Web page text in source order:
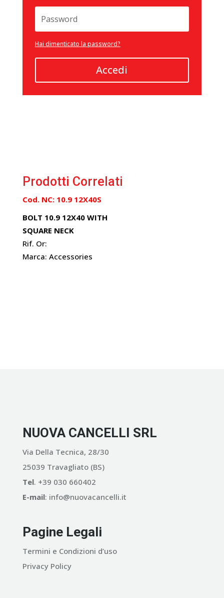
Hai dimenticato la password?
Accedi
Prodotti Correlati
Cod. NC: 10.9 12X40S
BOLT 10.9 12X40 WITH
SQUARE NECK
Rif. Or:
Marca: Accessories
NUOVA CANCELLI SRL
Via Della Tecnica, 28/30
25039 Travagliato (BS)
Tel. +39 030 660402
E-mail: info@nuovacancelli.it
Pagine Legali
Termini e Condizioni d’uso
Privacy Policy